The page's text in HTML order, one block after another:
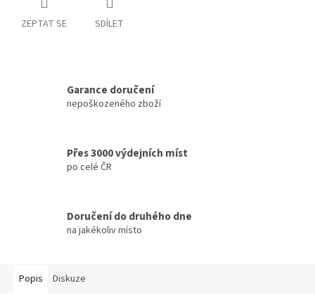
ZEPTAT SE SDÍLET
Garance doručení
nepoškozeného zboží
Přes 3000 výdejních míst
po celé ČR
Doručení do druhého dne
na jakékoliv místo
Popis Diskuze